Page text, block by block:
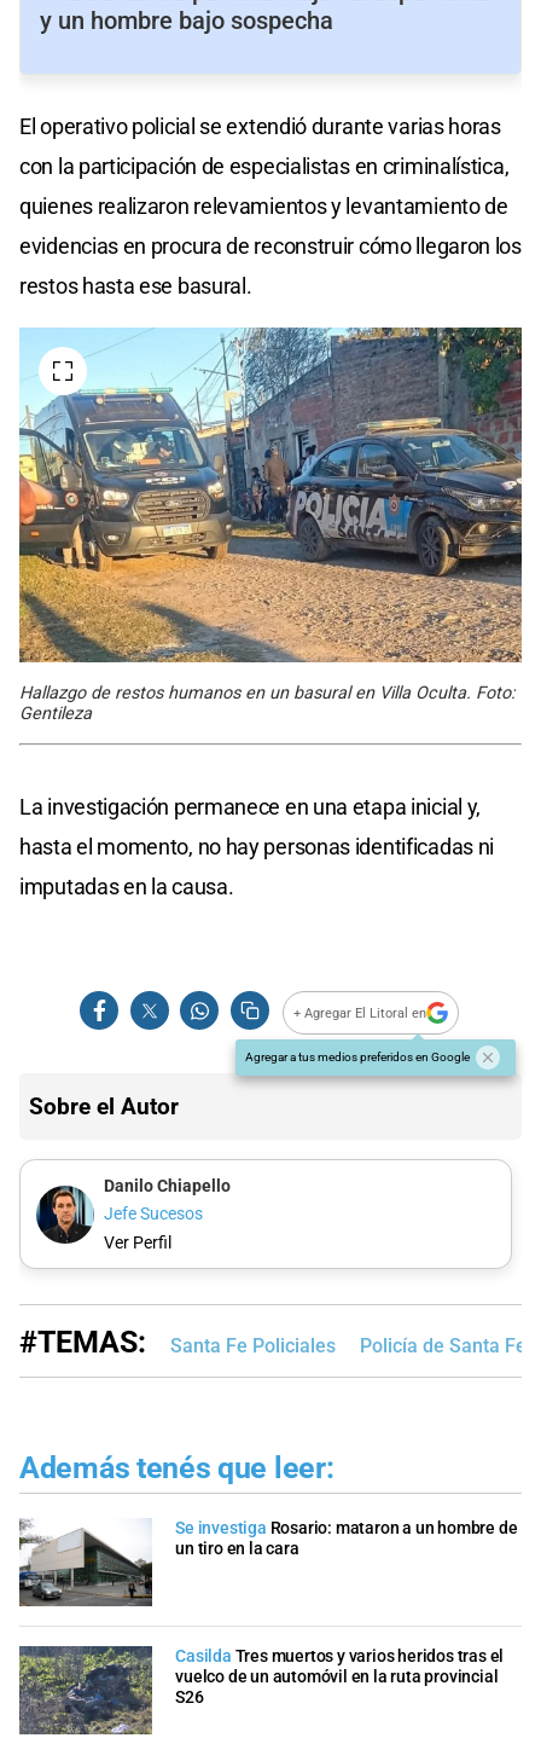
y un hombre bajo sospecha
El operativo policial se extendió durante varias horas
con la participación de especialistas en criminalística,
quienes realizaron relevamientos y levantamiento de
evidencias en procura de reconstruir cómo llegaron los
restos hasta ese basural.
Hallazgo de restos humanos en un basural en Villa Oculta. Foto:
Gentileza
La investigación permanece en una etapa inicial y,
hasta el momento, no hay personas identificadas ni
imputadas en la causa.
+ Agregar El Litoral en
Agregar a tus medios preferidos en Google
Sobre el Autor
Danilo Chiapello
Jefe Sucesos
Ver Perfil
#TEMAS: Santa Fe Policiales Policía de Santa Fe
Además tenés que leer:
Se investiga Rosario: mataron a un hombre de
un tiro en la cara
Casilda Tres muertos y varios heridos tras el
vuelco de un automóvil en la ruta provincial
S26